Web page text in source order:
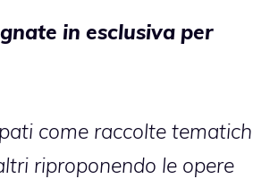
in esclusiva per
come raccolte
riproponendo le opere